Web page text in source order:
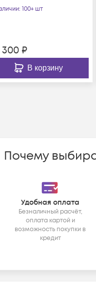
(1920x1080) FreeD
: 100+ шт
300 ₽
В корзину
Почему
Удобная оплата
Безналичный расчёт,
оплата картой и
возможность покупки в
кредит